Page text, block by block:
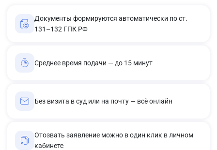
Документы формируются автоматически по ст.
131–132 ГПК РФ
Среднее время подачи — до 15 минут
Без визита в суд или на почту — всё онлайн
Отозвать заявление можно в один клик в личном
кабинете